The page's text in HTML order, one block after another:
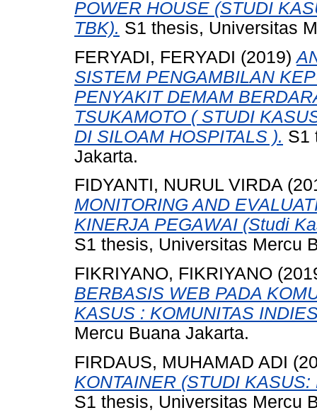
POWER HOUSE (STUDI
TBK). S1 thesis, Universitas
FERYADI, FERYADI (2019)
SISTEM PENGAMBILAN
PENYAKIT DEMAM
TSUKAMOTO ( STUDI
DI SILOAM HOSPITALS ). S1
Jakarta.
FIDYANTI, NURUL VIRDA
MONITORING AND
KINERJA PEGAWAI (Studi
S1 thesis, Universitas Mercu
FIKRIYANO, FIKRIYANO
BERBASIS WEB PADA
KASUS : KOMUNITAS
Mercu Buana Jakarta.
FIRDAUS, MUHAMAD ADI
KONTAINER (STUDI
S1 thesis, Universitas Mercu